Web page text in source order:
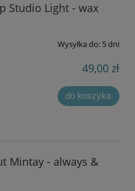
Studio Light - wax
Wysyłka do: 5 dni
49,00 zł
do koszyka
Mintay - always &